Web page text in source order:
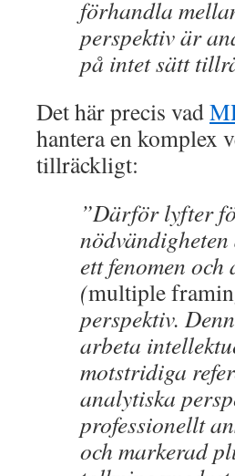
förhandla
perspektiv är
på intet sätt
Det här precis vad
hantera en komplex
tillräckligt:
”Därför lyfter
ett fenomen
(multiple
perspektiv.
arbeta
motstridiga
analytiska
professionellt
och markerad